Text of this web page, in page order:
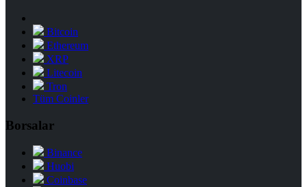
Bitcoin
Ethereum
XRP
Litecoin
Tron
Tüm Coinler
Borsalar
Binance
Huobi
Coinbase